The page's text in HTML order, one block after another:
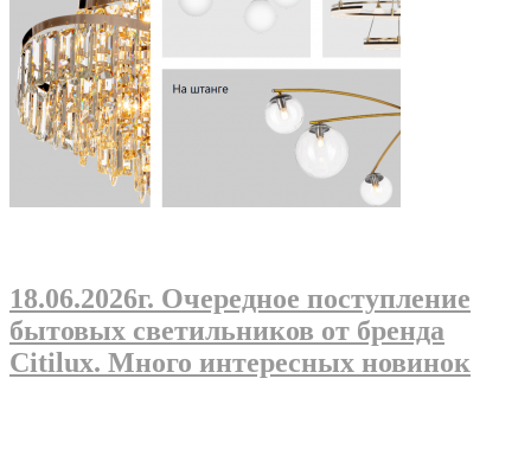
18.06.2026г. Очередное поступление
бытовых светильников от бренда
Citilux. Много интересных новинок